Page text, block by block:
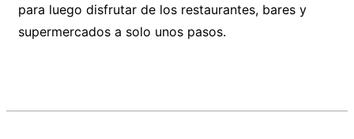
para luego disfrutar de los restaurantes, bares y
supermercados a solo unos pasos.